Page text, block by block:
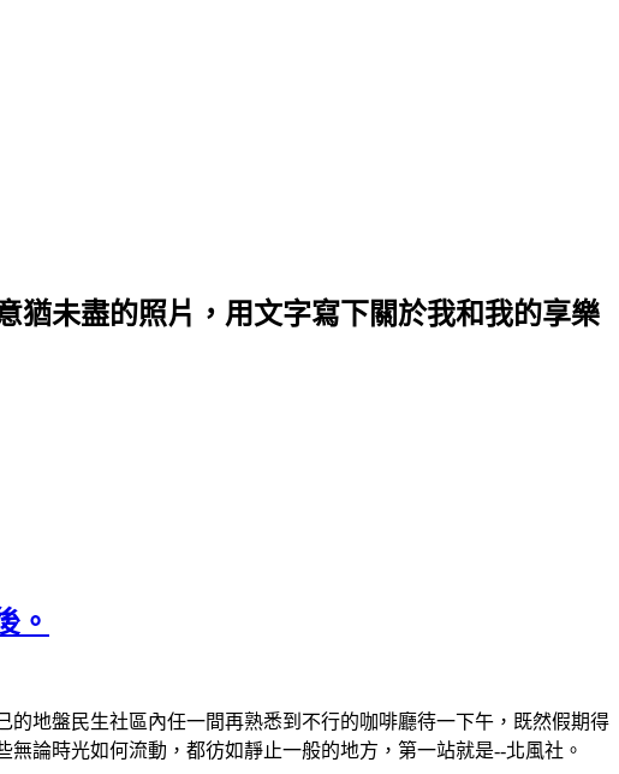
猶未盡的照片，用文字寫下關於我和我的享樂
。
地盤民生社區內任一間再熟悉到不行的咖啡廳待一下午，既然假期得
論時光如何流動，都彷如靜止一般的地方，第一站就是--北風社。